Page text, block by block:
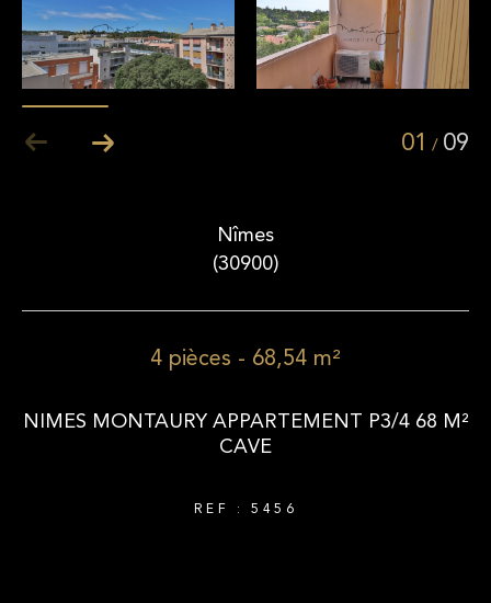
01 / 09
Nîmes
(30900)
4 pièces - 68,54 m²
NIMES MONTAURY APPARTEMENT P3/4 68 M²
CAVE
REF : 5456